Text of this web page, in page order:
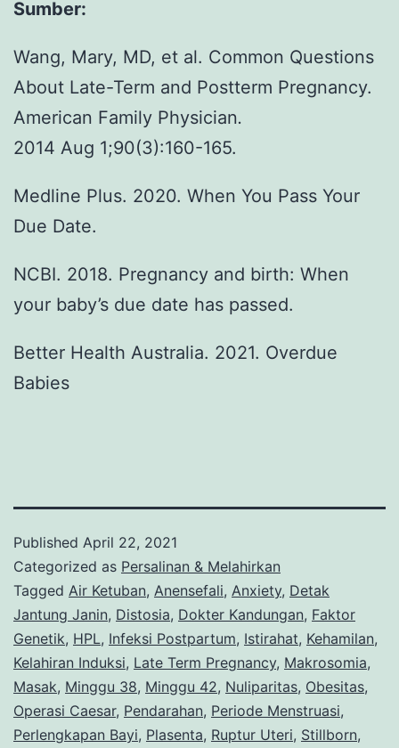
Sumber:
Wang, Mary, MD, et al. Common Questions
About Late-Term and Postterm Pregnancy.
American Family Physician.
2014 Aug 1;90(3):160-165.
Medline Plus. 2020. When You Pass Your
Due Date.
NCBI. 2018. Pregnancy and birth: When
your baby’s due date has passed.
Better Health Australia. 2021. Overdue
Babies
Published April 22, 2021
Categorized as Persalinan & Melahirkan
Tagged Air Ketuban, Anensefali, Anxiety, Detak
Jantung Janin, Distosia, Dokter Kandungan, Faktor
Genetik, HPL, Infeksi Postpartum, Istirahat, Kehamilan,
Kelahiran Induksi, Late Term Pregnancy, Makrosomia,
Masak, Minggu 38, Minggu 42, Nuliparitas, Obesitas,
Operasi Caesar, Pendarahan, Periode Menstruasi,
Perlengkapan Bayi, Plasenta, Ruptur Uteri, Stillborn,